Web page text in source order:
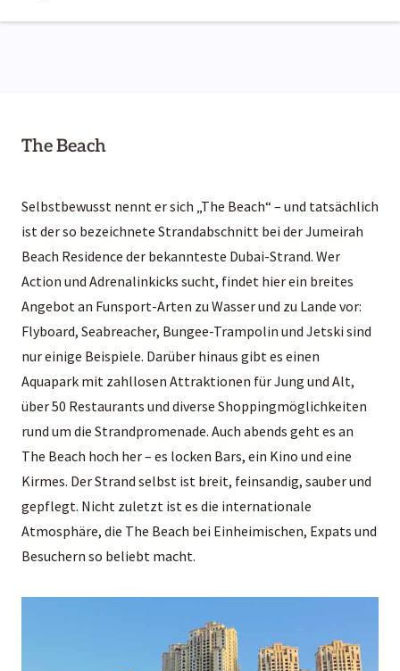
The Beach
Selbstbewusst nennt er sich „The Beach“ – und tatsächlich
ist der so bezeichnete Strandabschnitt bei der Jumeirah
Beach Residence der bekannteste Dubai-Strand. Wer
Action und Adrenalinkicks sucht, findet hier ein breites
Angebot an Funsport-Arten zu Wasser und zu Lande vor:
Flyboard, Seabreacher, Bungee-Trampolin und Jetski sind
nur einige Beispiele. Darüber hinaus gibt es einen
Aquapark mit zahllosen Attraktionen für Jung und Alt,
über 50 Restaurants und diverse Shoppingmöglichkeiten
rund um die Strandpromenade. Auch abends geht es an
The Beach hoch her – es locken Bars, ein Kino und eine
Kirmes. Der Strand selbst ist breit, feinsandig, sauber und
gepflegt. Nicht zuletzt ist es die internationale
Atmosphäre, die The Beach bei Einheimischen, Expats und
Besuchern so beliebt macht.